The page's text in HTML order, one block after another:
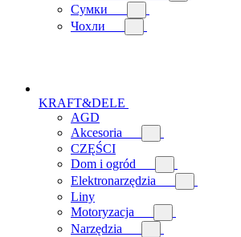
Сумки
Чохли
KRAFT&DELE
AGD
Akcesoria
CZĘŚCI
Dom i ogród
Elektronarzędzia
Liny
Motoryzacja
Narzędzia